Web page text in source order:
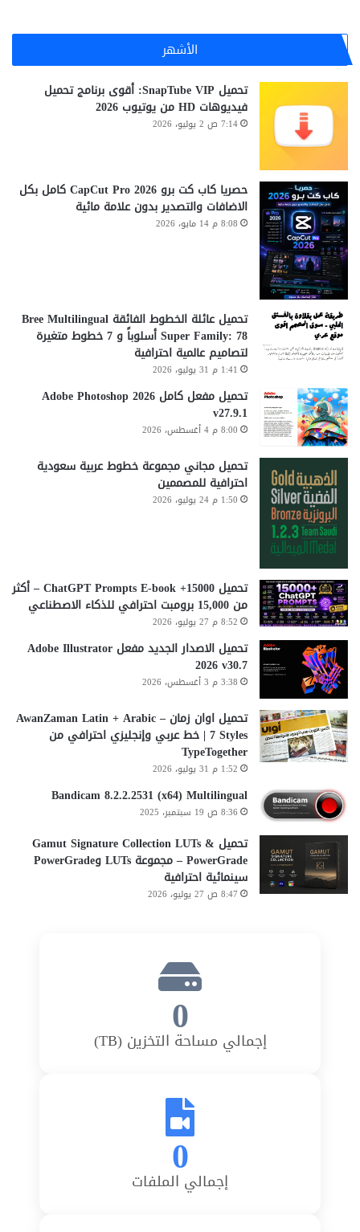
الأشهر
تحميل SnapTube VIP: أقوى برنامج تحميل
فيديوهات HD من يوتيوب 2026
7:14 ص 2 يوليو، 2026
حصريا كاب كت برو CapCut Pro 2026 كامل بكل
الاضافات والتصدير بدون علامة مائية
8:08 م 14 مايو، 2026
تحميل عائلة الخطوط الفائقة Bree Multilingual
Super Family: 78 أسلوباً و 7 خطوط متغيرة
لتصاميم عالمية احترافية
1:41 م 31 يوليو، 2026
تحميل مفعل كامل Adobe Photoshop 2026
v27.9.1
8:00 م 4 أغسطس، 2026
تحميل مجاني مجموعة خطوط عربية سعودية
احترافية للمصممين
1:50 م 24 يوليو، 2026
تحميل 15000+ ChatGPT Prompts E-book – أكثر
من 15,000 برومبت احترافي للذكاء الاصطناعي
8:52 م 27 يوليو، 2026
تحميل الاصدار الجديد مفعل Adobe Illustrator
2026 v30.7
3:38 م 3 أغسطس، 2026
تحميل اوان زمان AwanZaman Latin + Arabic –
7 Styles | خط عربي وإنجليزي احترافي من
TypeTogether
1:52 م 31 يوليو، 2026
Bandicam 8.2.2.2531 (x64) Multilingual
8:36 ص 19 سبتمبر، 2025
تحميل Gamut Signature Collection LUTs &
PowerGrade – مجموعة LUTs وPowerGrade
سينمائية احترافية
8:47 ص 27 يوليو، 2026
0
إجمالي مساحة التخزين (TB)
0
إجمالي الملفات